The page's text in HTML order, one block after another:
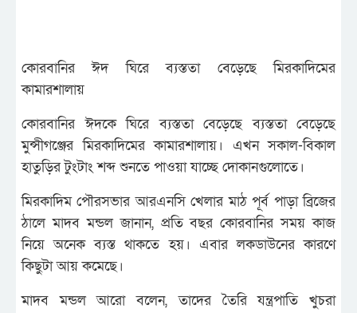
কোরবানির ঈদ ঘিরে ব্যস্ততা বেড়েছে মিরকাদিমের
কামারশালায়
কোরবানির ঈদকে ঘিরে ব্যস্ততা বেড়েছে ব্যস্ততা বেড়েছে
মুন্সীগঞ্জের মিরকাদিমের কামারশালায়। এখন সকাল-বিকাল
হাতুড়ির টুংটাং শব্দ শুনতে পাওয়া যাচ্ছে দোকানগুলোতে।
মিরকাদিম পৌরসভার আরএনসি খেলার মাঠ পূর্ব পাড়া ব্রিজের
ঠালে মাদব মন্ডল জানান, প্রতি বছর কোরবানির সময় কাজ
নিয়ে অনেক ব্যস্ত থাকতে হয়। এবার লকডাউনের কারণে
কিছুটা আয় কমেছে।
মাদব মন্ডল আরো বলেন, তাদের তৈরি যন্ত্রপাতি খুচরা